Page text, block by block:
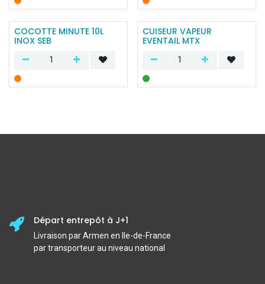
COCOTTE MINUTE 10L
INOX SEB
CUISEUR VAPEUR
EVENTAIL MTX
Départ entrepôt à J+1
Livraison par Armen en Ile-de-France
par transporteur au niveau national